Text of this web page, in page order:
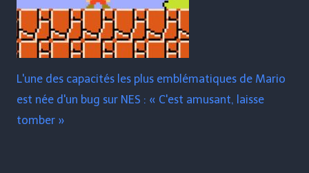
L'une des capacités les plus emblématiques de Mario
est née d'un bug sur NES : « C'est amusant, laisse
tomber »